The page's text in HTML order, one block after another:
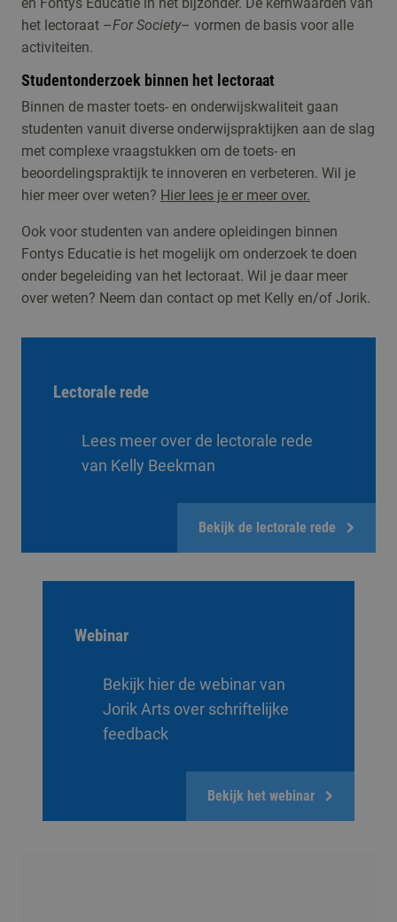
het lectoraat –For Society– vormen de basis voor alle
activiteiten.
Studentonderzoek binnen het lectoraat
Binnen de master toets- en onderwijskwaliteit gaan
studenten vanuit diverse onderwijspraktijken aan de slag
met complexe vraagstukken om de toets- en
beoordelingspraktijk te innoveren en verbeteren. Wil je
hier meer over weten? Hier lees je er meer over.
Ook voor studenten van andere opleidingen binnen
Fontys Educatie is het mogelijk om onderzoek te doen
onder begeleiding van het lectoraat. Wil je daar meer
over weten? Neem dan contact op met Kelly en/of Jorik.
Lectorale rede
Lees meer over de lectorale rede
van Kelly Beekman
Bekijk de lectorale rede
Webinar
Bekijk hier de webinar van
Jorik Arts over schriftelijke
feedback
Bekijk het webinar